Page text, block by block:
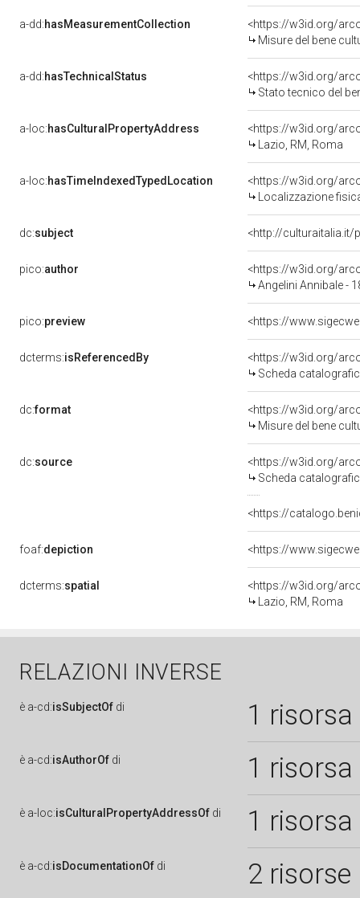
a-dd:hasMeasurementCollection
<https://w3id.org/
Misure del bene
a-dd:hasTechnicalStatus
<https://w3id.org/
Stato tecnico del
a-loc:hasCulturalPropertyAddress
<https://w3id.org/
Lazio, RM, Roma
a-loc:hasTimeIndexedTypedLocation
<https://w3id.org/
Localizzazione
dc:subject <http://culturaitalia.it/
pico:author
<https://w3id.org/
Angelini Annibale -
pico:preview
dcterms:isReferencedBy
<https://w3id.org/
Scheda
dc:format
<https://w3id.org/
Misure del bene
dc:source
<https://w3id.org/
Scheda
<https://
foaf:depiction
dcterms:spatial
<https://w3id.org/
Lazio, RM, Roma
RELAZIONI INVERSE
è a-cd:isSubjectOf di 1 risorsa
è a-cd:isAuthorOf di 1 risorsa
è a-loc:isCulturalPropertyAddressOf di 1 risorsa
è a-cd:isDocumentationOf di 2 risorse